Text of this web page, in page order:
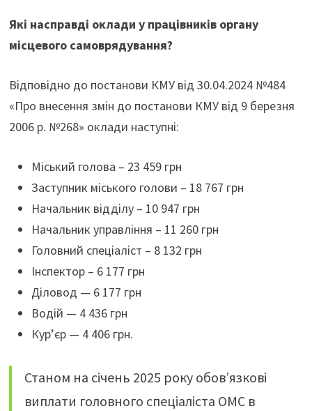
Які насправді оклади у працівників органу
місцевого самоврядування?
Відповідно до постанови КМУ від 30.04.2024 №484
«Про внесення змін до постанови КМУ від 9 березня
2006 р. №268» оклади наступні:
Міський голова – 23 459 грн
Заступник міського голови – 18 767 грн
Начальник відділу – 10 947 грн
Начальник управління – 11 260 грн
Головний спеціаліст – 8 132 грн
Інспектор – 6 177 грн
Діловод — 6 177 грн
Водій — 4 436 грн
Кур’єр — 4 406 грн.
Станом на січень 2025 року обов’язкові
виплати головного спеціаліста ОМС в